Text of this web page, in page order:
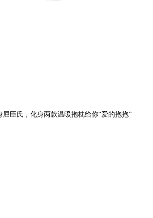
屈臣氏，化身两款温暖抱枕给你“爱的抱抱”